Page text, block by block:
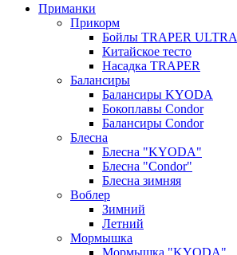
Приманки
Прикорм
Бойлы TRAPER ULTRA
Китайское тесто
Насадка TRAPER
Балансиры
Балансиры KYODA
Бокоплавы Condor
Балансиры Condor
Блесна
Блесна "KYODA"
Блесна "Condor"
Блесна зимняя
Воблер
Зимний
Летний
Мормышка
Мормышка "KYODA"